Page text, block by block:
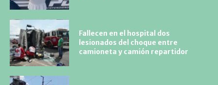
Fallecen en el hospital dos
lesionados del choque entre
camioneta y camión repartidor